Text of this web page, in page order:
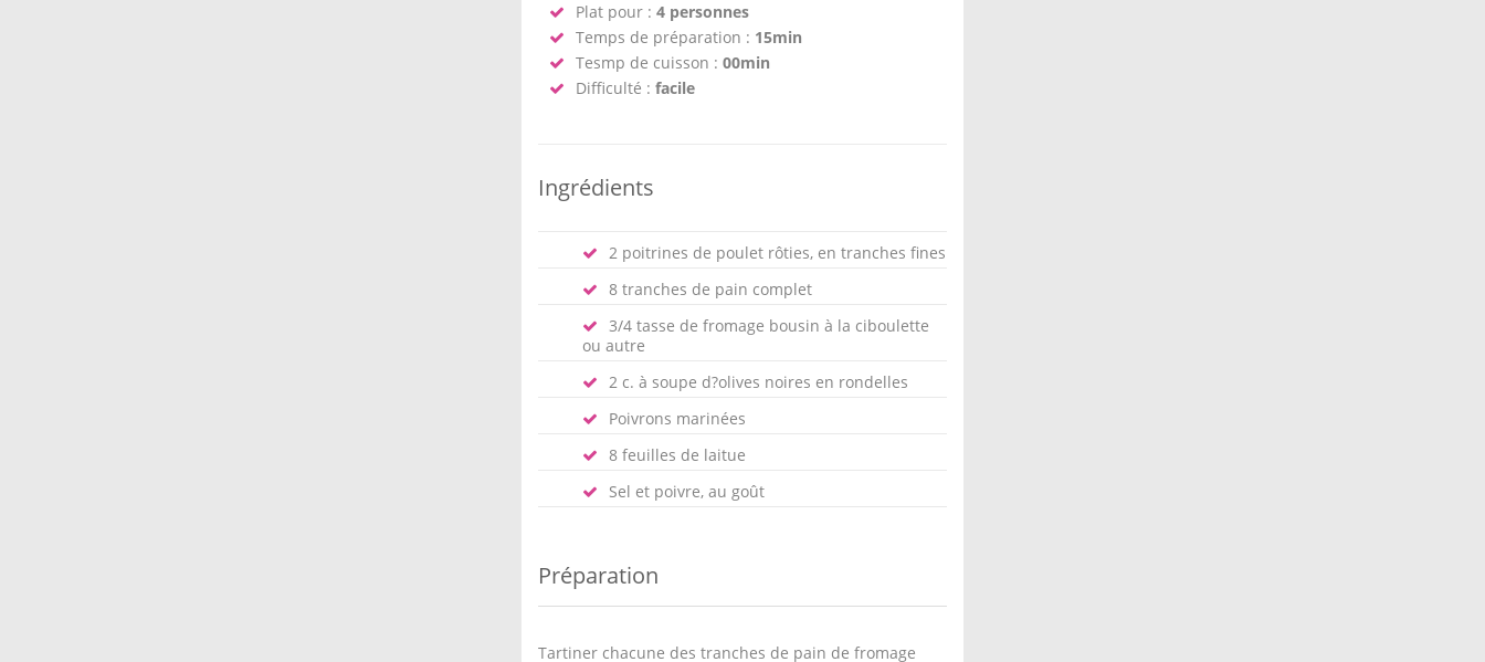
Plat pour : 4 personnes
Temps de préparation : 15min
Tesmp de cuisson : 00min
Difficulté : facile
Ingrédients
2 poitrines de poulet rôties, en tranches fines
8 tranches de pain complet
3/4 tasse de fromage bousin à la ciboulette
ou autre
2 c. à soupe d?olives noires en rondelles
Poivrons marinées
8 feuilles de laitue
Sel et poivre, au goût
Préparation
Tartiner chacune des tranches de pain de fromage